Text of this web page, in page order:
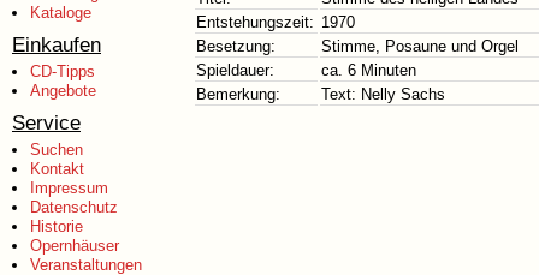
Kataloge
Einkaufen
CD-Tipps
Angebote
Service
Suchen
Kontakt
Impressum
Datenschutz
Historie
Opernhäuser
Veranstaltungen
Entstehungszeit: 1970
Besetzung:
Stimme, Posaune und Orgel
Spieldauer:
ca. 6 Minuten
Bemerkung:
Text: Nelly Sachs